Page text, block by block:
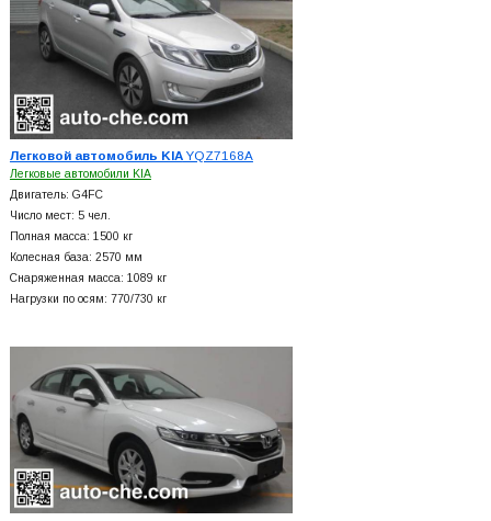
Легковой автомобиль KIAYQZ7168A
Легковые автомобили KIA
Двигатель: G4FC
Число мест: 5 чел.
Полная масса: 1500 кг
Колесная база: 2570 мм
Снаряженная масса: 1089 кг
Нагрузки по осям: 770/730 кг